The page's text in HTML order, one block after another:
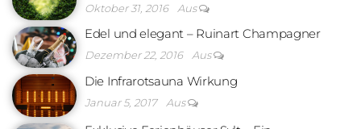
Oktober 31, 2016 Aus
Edel und elegant – Ruinart Champagner
Dezember 22, 2016 Aus
Die Infrarotsauna Wirkung
Januar 5, 2017 Aus